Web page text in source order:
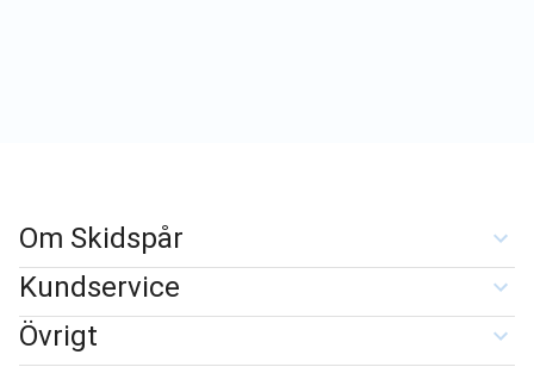
Om Skidspår
Kundservice
Övrigt